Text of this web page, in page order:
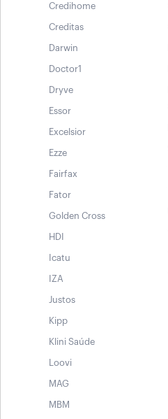
Credihome
Creditas
Darwin
Doctor1
Dryve
Essor
Excelsior
Ezze
Fairfax
Fator
Golden Cross
HDI
Icatu
IZA
Justos
Kipp
Klini Saúde
Loovi
MAG
MBM